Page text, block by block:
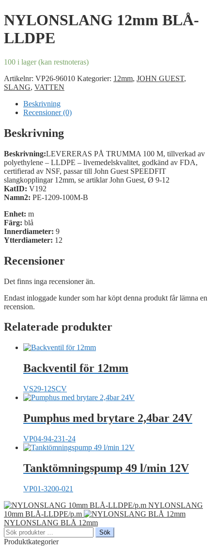
NYLONSLANG 12mm BLÅ-
LLDPE
100 i lager (kan restnoteras)
Artikelnr: VP26-96010 Kategorier: 12mm, JOHN GUEST,
SLANG, VATTEN
Beskrivning
Recensioner (0)
Beskrivning
Beskrivning:LEVERERAS PÅ TRUMMA 100 M, tillverkad av
polyethylene – LLDPE – livemedelskvalitet, godkänd av FDA,
certifierad av NSF, passar till John Guest SPEEDFIT
slangkopplingar 12mm, se artiklar John Guest, Ø 9-12
KatID: V192
Namn2: PE-1209-100M-B
Enhet: m
Färg: blå
Innerdiameter: 9
Ytterdiameter: 12
Recensioner
Det finns inga recensioner än.
Endast inloggade kunder som har köpt denna produkt får lämna en
recension.
Relaterade produkter
Backventil för 12mm
VS29-12SCV
Pumphus med brytare 2,4bar 24V
VP04-94-231-24
Tanktömningspump 49 l/min 12V
VP01-3200-021
NYLONSLANG
10mm BLÅ-LLDPE/p.m
NYLONSLANG BLÅ 12mm
Sök
efter:
Sök
Produktkategorier